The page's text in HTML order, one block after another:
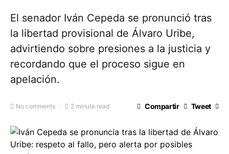
El senador Iván Cepeda se pronunció tras
la libertad provisional de Álvaro Uribe,
advirtiendo sobre presiones a la justicia y
recordando que el proceso sigue en
apelación.
No comments 2 minute read Compartir Tweet